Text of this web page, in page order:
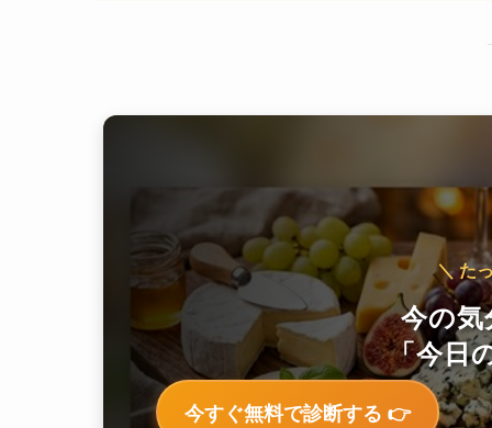
＼ た
今の
「今日
今すぐ無料で診断する 👉